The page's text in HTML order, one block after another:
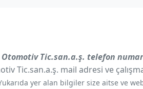
Otomotiv Tic.san.a.ş. telefon
Tic.san.a.ş. mail adresi ve
yer alan bilgiler size aitse ve